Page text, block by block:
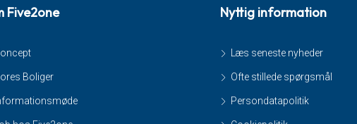
Five2one
Boliger
Nyttig information
Læs seneste nyheder
Ofte stillede spørgsmål
Persondatapolitik